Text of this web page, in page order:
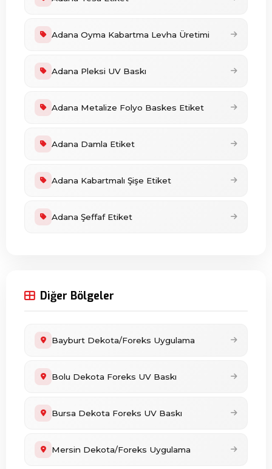
Adana Oyma Kabartma Levha Üretimi
Adana Pleksi UV Baskı
Adana Metalize Folyo Baskes Etiket
Adana Damla Etiket
Adana Kabartmalı Şişe Etiket
Adana Şeffaf Etiket
Diğer Bölgeler
Bayburt Dekota/Foreks Uygulama
Bolu Dekota Foreks UV Baskı
Bursa Dekota Foreks UV Baskı
Mersin Dekota/Foreks Uygulama